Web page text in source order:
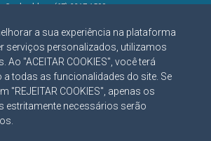
a sua experiência na plataforma
serviços personalizados, utilizamos
Ao "ACEITAR COOKIES", você terá
a todas as funcionalidades do site. Se
"REJEITAR COOKIES", apenas os
estritamente necessários serão
Cunha, bloco(67) 3317-1500
SOCIAIS